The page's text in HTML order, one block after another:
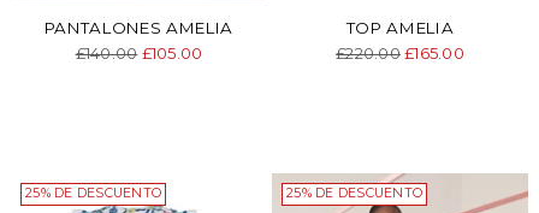
PANTALONES AMELIA
Precio
£140.00 £105.00
TOP AMELIA
Precio
£220.00 £165.00
25% DE DESCUENTO 25% DE DESCUENTO